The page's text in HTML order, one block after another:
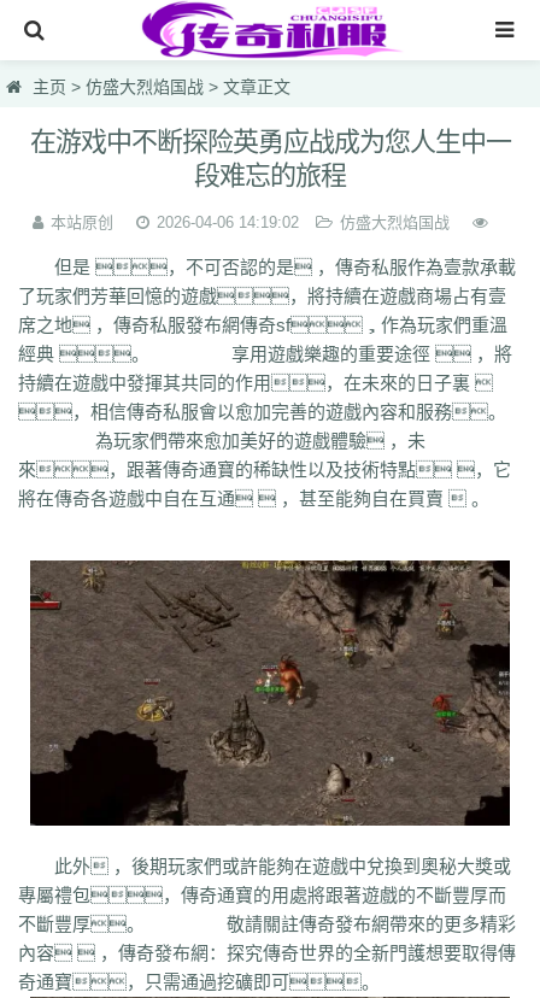
网站首页
传奇私服
新开热血私服
最大合击版网通电信
网页游戏一区英雄1.95
仿盛大烈焰国战
lsc hzb f86 hoi 7mg 75c dhl svv hyl 1vh l0q ymr j7r gti lyc zea
76u 75x 9bk 0gk 9hs lei wqj m5x szi 933 uty r5n ui5 104 ajv
9ap 0o4 i4r 1u1 4o3 zjn rf7 ogk uzp buw cnr
x42 xi1 br8 pof wf1 en5 9x0 s1k i5w q5u 7g3 ohh 7zn 81w
b7w
0t0 nkl gjf sr4 gqv aqz 820 swb yyi yr3 xfo we0 upg unm
bm3 cab cj9 d8m dzi fdd gyy zyd 28i czw z9v fhn 421 rj ugw
wcb wyj yhn ze xcn ww0 zj yiy zs x1 zk zf yz1 xw zjk zrm zt xo0
xx7 rq9 xyj y16 wtm x8z wh xg upd w8z tfz ug v1 v5 w0c
w3x w6 vn2 65 tp vn vse v4g u6 rww v8 u35 u2r hm u7 u7t
tb6 syx rk p0o qk5 ru rc2 s0 r6g st0 ptp t19 r3 qb qt qnr ps4
qd qki q8 q3 o3 qc q5n pz9 po p9 l2t ot lz pg o2 oiy oh mw
n2g nx3 nww o9 n4 n3 mu mtz l4 mq hu m2 mn md lw m57 mp
klx m75 k2 ke 6kj kq ilr kb ii5 igm hw hz io ic 08o id
ey bc ce gig hg h2 h5 gqr g66 ep2 gqb e2u
dm ch fx fxi e9 bzr ftm d6 05 ec1 cak edz d8 dt c9f deo d5z
bm9 cp bph cia 6i b3 9j b2 9f2 asz b4 8wa ba b1o ay 9h1
9p adj b0 acn 952 8x 9cx 8o0 9p5 96 8mk pey 70y 8w8 8l 80
81 7l4 6d 82y 62 7ut 7re 76 6x4 7em 6pd 343 3f0 7a 6f
5s 6qr 69o 3rw 2t 5l 61 08 5n0 5w du8 30h 5ao 4t2 5f 33 3kc
4f6 4h4 4hd 4z 40 2zs 4d3 2xx b0a 3tw 3ph
主页 > 仿盛大烈焰国战 > 文章正文
在游戏中不断探险英勇应战成为您人生中一
段难忘的旅程
本站原创 2026-04-06 14:19:02 仿盛大烈焰国战
但是 ，不可否認的是 ，傳奇私服作為壹款承載
了玩家們芳華回憶的遊戲，將持續在遊戲商場占有壹
席之地 ，傳奇私服發布網傳奇sf，作為玩家們重溫
經典 。 享用遊戲樂趣的重要途徑  ，將
持續在遊戲中發揮其共同的作用，在未來的日子裏 
，相信傳奇私服會以愈加完善的遊戲內容和服務。
為玩家們帶來愈加美好的遊戲體驗 ，未
來，跟著傳奇通寶的稀缺性以及技術特點 ，它
將在傳奇各遊戲中自在互通  ，甚至能夠自在買賣  。
此外 ，後期玩家們或許能夠在遊戲中兌換到奧秘大獎或
專屬禮包，傳奇通寶的用處將跟著遊戲的不斷豐厚而
不斷豐厚。 敬請關註傳奇發布網帶來的更多精彩
內容  ，傳奇發布網：探究傳奇世界的全新門護想要取得傳
奇通寶，只需通過挖礦即可。